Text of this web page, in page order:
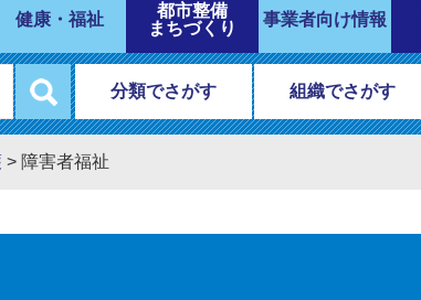
健康・福祉
都市整備
まちづくり
事業者向け情報
分類でさがす 組織でさがす
> 障害者福祉